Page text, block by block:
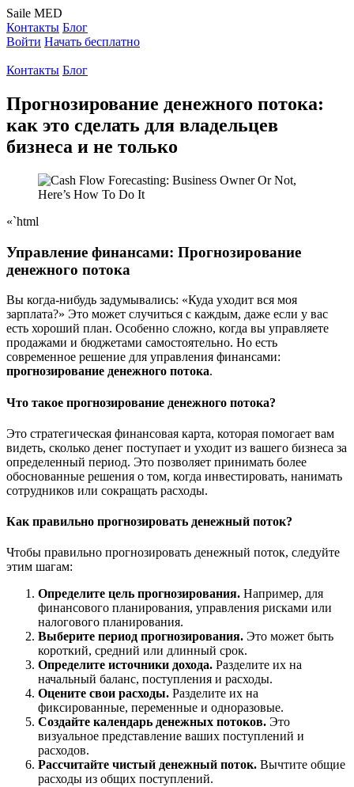
Saile MED
Контакты Блог
Войти Начать бесплатно
Контакты Блог
Прогнозирование денежного потока:
как это сделать для владельцев
бизнеса и не только
«`html
Управление финансами: Прогнозирование
денежного потока
Вы когда-нибудь задумывались: «Куда уходит вся моя
зарплата?» Это может случиться с каждым, даже если у вас
есть хороший план. Особенно сложно, когда вы управляете
продажами и бюджетами самостоятельно. Но есть
современное решение для управления финансами:
прогнозирование денежного потока.
Что такое прогнозирование денежного потока?
Это стратегическая финансовая карта, которая помогает вам
видеть, сколько денег поступает и уходит из вашего бизнеса за
определенный период. Это позволяет принимать более
обоснованные решения о том, когда инвестировать, нанимать
сотрудников или сокращать расходы.
Как правильно прогнозировать денежный поток?
Чтобы правильно прогнозировать денежный поток, следуйте
этим шагам:
Определите цель прогнозирования. Например, для
финансового планирования, управления рисками или
налогового планирования.
Выберите период прогнозирования. Это может быть
короткий, средний или длинный срок.
Определите источники дохода. Разделите их на
начальный баланс, поступления и расходы.
Оцените свои расходы. Разделите их на
фиксированные, переменные и одноразовые.
Создайте календарь денежных потоков. Это
визуальное представление ваших поступлений и
расходов.
Рассчитайте чистый денежный поток. Вычтите общие
расходы из общих поступлений.